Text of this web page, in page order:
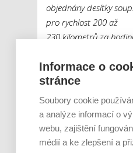
objednány desítky
pro rychlost 200 až
230 kilometrů za
rychlosti bude
v závislosti na výstavbě a
zprovoznění VRT,“
uvádí
Lukáš Kubát, mluvčí
Českých drah.
Informace o
stránce
Soubory cookie
a analýze informací o
webu, zajištění
médií a ke zlepšení a